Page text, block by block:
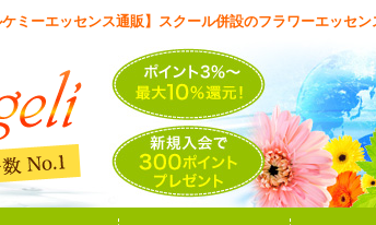
ミーエッセンス通販】スクール併設のフラワーエッセ